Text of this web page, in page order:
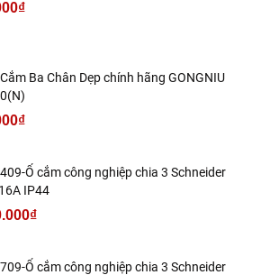
Ba Chân Dẹp chính hãng GONGNIU
Ổ cắm công nghiệp chia 3 Schneider
IP44
Ổ cắm công nghiệp chia 3 Schneider